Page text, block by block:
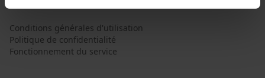
Conditions générales d'utilisation
Politique de confidentialité
Fonctionnement du service